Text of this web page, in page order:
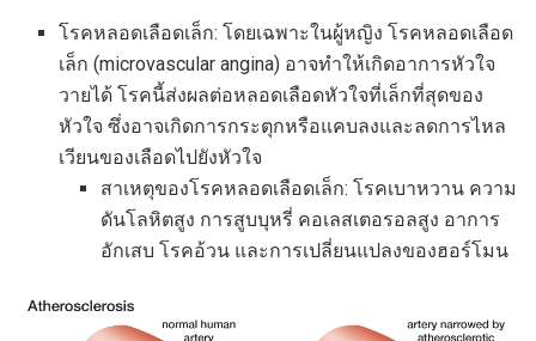
โรคหลอดเลือดเล็ก: โดยเฉพาะในผู้หญิง โรคหลอดเลือด
เล็ก (microvascular angina) อาจทำให้เกิดอาการหัวใจ
วายได้ โรคนี้ส่งผลต่อหลอดเลือดหัวใจที่เล็กที่สุดของ
หัวใจ ซึ่งอาจเกิดการกระตุกหรือแคบลงและลดการไหล
เวียนของเลือดไปยังหัวใจ
สาเหตุของโรคหลอดเลือดเล็ก: โรคเบาหวาน ความ
ดันโลหิตสูง การสูบบุหรี่ คอเลสเตอรอลสูง อาการ
อักเสบ โรคอ้วน และการเปลี่ยนแปลงของฮอร์โมน